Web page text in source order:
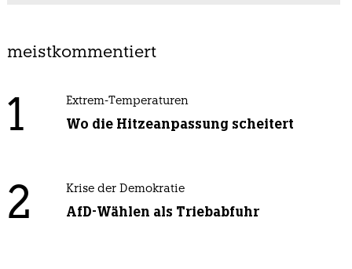
meistkommentiert
1 Extrem-Temperaturen
Wo die Hitzeanpassung scheitert
2 Krise der Demokratie
AfD-Wählen als Triebabfuhr